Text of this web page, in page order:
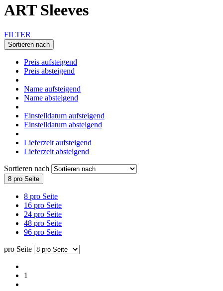
ART Sleeves
FILTER
Sortieren nach
Preis aufsteigend
Preis absteigend
Name aufsteigend
Name absteigend
Einstelldatum aufsteigend
Einstelldatum absteigend
Lieferzeit aufsteigend
Lieferzeit absteigend
Sortieren nach
8 pro Seite
8 pro Seite
16 pro Seite
24 pro Seite
48 pro Seite
96 pro Seite
pro Seite
1